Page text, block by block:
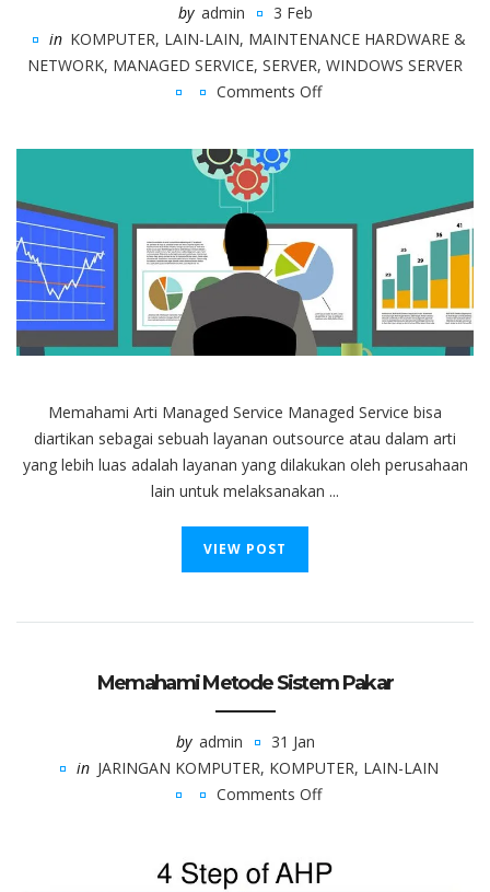
by admin
3 Feb
in KOMPUTER, LAIN-LAIN, MAINTENANCE HARDWARE &
NETWORK, MANAGED SERVICE, SERVER, WINDOWS SERVER
Comments Off
Service
di
Dunia
Teknologi
Informasi
Memahami Arti Managed Service Managed Service bisa
diartikan sebagai sebuah layanan outsource atau dalam arti
yang lebih luas adalah layanan yang dilakukan oleh perusahaan
lain untuk melaksanakan ...
VIEW POST
Memahami Metode Sistem Pakar
by admin
31 Jan
in JARINGAN KOMPUTER, KOMPUTER, LAIN-LAIN
Comments Off
Metode